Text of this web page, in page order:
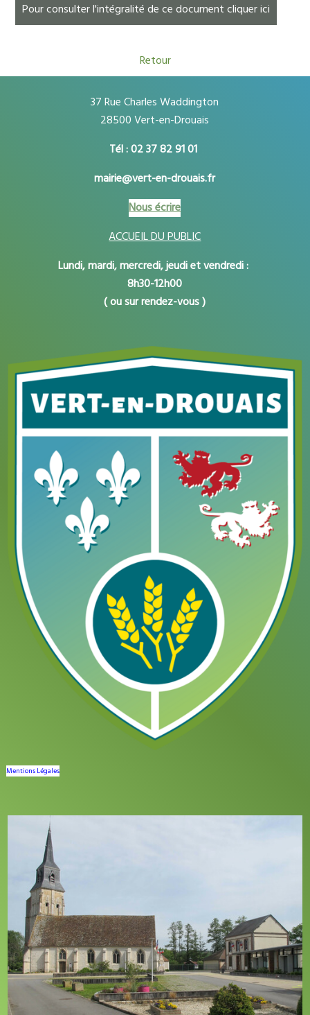
Pour consulter l'intégralité de ce document cliquer ici
Retour
37 Rue Charles Waddington
28500 Vert-en-Drouais
Tél : 02 37 82 91 01
mairie@vert-en-drouais.fr
Nous écrire
ACCUEIL DU PUBLIC
Lundi, mardi, mercredi, jeudi et vendredi :
8h30-12h00
( ou sur rendez-vous )
Mentions Légales